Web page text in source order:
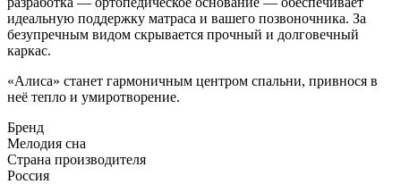
идеальную поддержку матраса и вашего позвоночника. За
безупречным видом скрывается прочный и долговечный
каркас.
«Алиса» станет гармоничным центром спальни, привнося в
неё тепло и умиротворение.
Бренд
Мелодия сна
Страна производителя
Россия